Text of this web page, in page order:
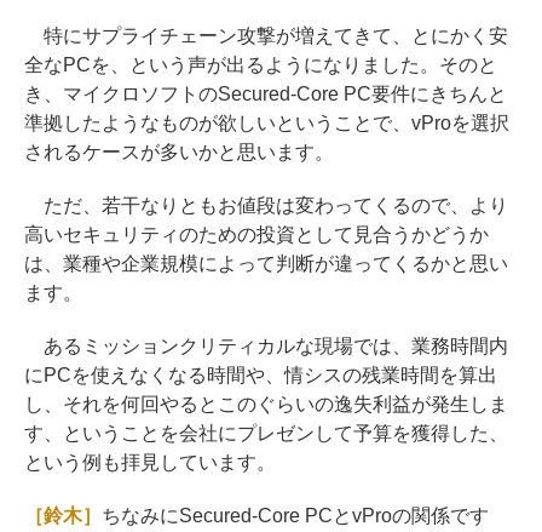
特にサプライチェーン攻撃が増えてきて、とにかく安
全なPCを、という声が出るようになりました。そのと
き、マイクロソフトのSecured-Core PC要件にきちんと
準拠したようなものが欲しいということで、vProを選択
されるケースが多いかと思います。
ただ、若干なりともお値段は変わってくるので、より
高いセキュリティのための投資として見合うかどうか
は、業種や企業規模によって判断が違ってくるかと思い
ます。
あるミッションクリティカルな現場では、業務時間内
にPCを使えなくなる時間や、情シスの残業時間を算出
し、それを何回やるとこのぐらいの逸失利益が発生しま
す、ということを会社にプレゼンして予算を獲得した、
という例も拝見しています。
［鈴木］ ちなみにSecured-Core PCとvProの関係です